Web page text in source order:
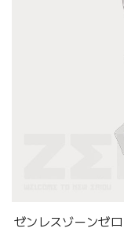
ゼンレスゾーンゼ